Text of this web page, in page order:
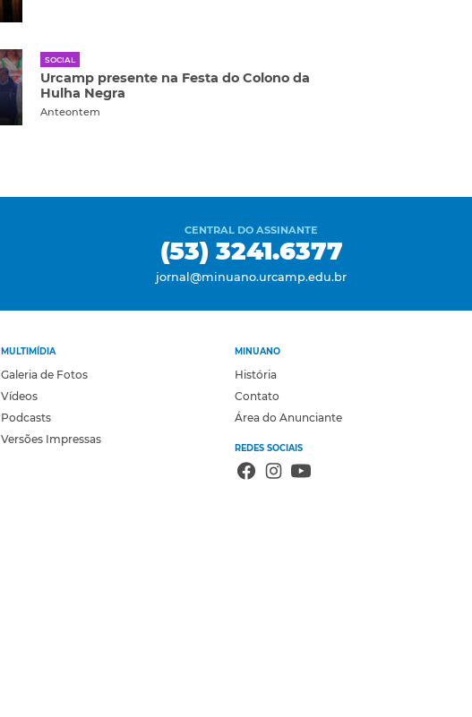
SOCIAL
Urcamp presente na Festa do Colono da
Hulha Negra
Anteontem
CENTRAL DO ASSINANTE
(53) 3241.6377
jornal@minuano.urcamp.edu.br
MULTIMÍDIA
Galeria de Fotos
Vídeos
Podcasts
Versões Impressas
MINUANO
História
Contato
Área do Anunciante
REDES SOCIAIS